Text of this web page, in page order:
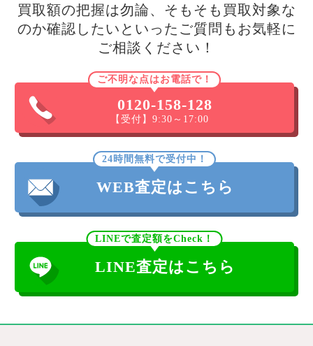
買取額の把握は勿論、そもそも買取対象な
のか確認したいといったご質問もお気軽に
ご相談ください！
ご不明な点はお電話で！
0120-158-128
【受付】9:30～17:00
24時間無料で受付中！
WEB査定はこちら
LINEで査定額をCheck！
LINE査定はこちら